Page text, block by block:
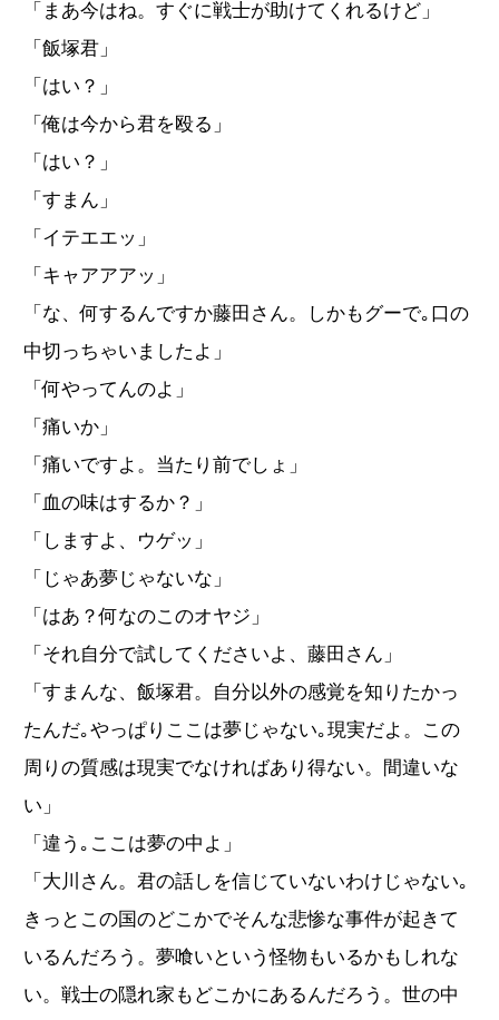
「まあ今はね。すぐに戦士が助けてくれるけど」
「飯塚君」
「はい？」
「俺は今から君を殴る」
「はい？」
「すまん」
「イテエエッ」
「キャアアアッ」
「な、何するんですか藤田さん。しかもグーで｡口の
中切っちゃいましたよ」
「何やってんのよ」
「痛いか」
「痛いですよ。当たり前でしょ」
「血の味はするか？」
「しますよ、ウゲッ」
「じゃあ夢じゃないな」
「はあ？何なのこのオヤジ」
「それ自分で試してくださいよ、藤田さん」
「すまんな、飯塚君。自分以外の感覚を知りたかっ
たんだ｡やっぱりここは夢じゃない｡現実だよ。この
周りの質感は現実でなければあり得ない。間違いな
い」
「違う｡ここは夢の中よ」
「大川さん。君の話しを信じていないわけじゃない｡
きっとこの国のどこかでそんな悲惨な事件が起きて
いるんだろう。夢喰いという怪物もいるかもしれな
い。戦士の隠れ家もどこかにあるんだろう。世の中